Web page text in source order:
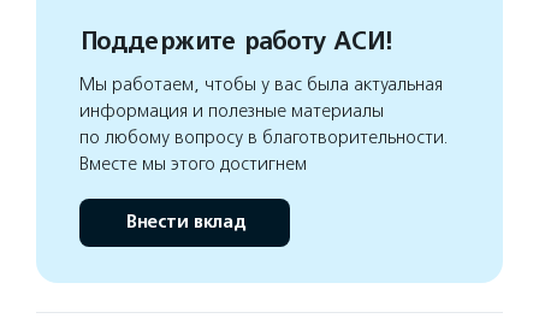
Поддержите работу АСИ!
Мы работаем, чтобы у вас была актуальная
информация и полезные материалы
по любому вопросу в благотворительности.
Вместе мы этого достигнем
Внести вклад